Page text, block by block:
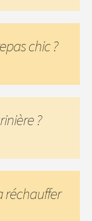
chic ?
?
réchauffer